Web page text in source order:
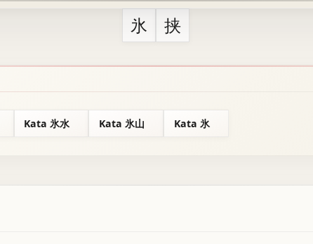
氷 挟
Kata 氷水 Kata 氷山 Kata 氷